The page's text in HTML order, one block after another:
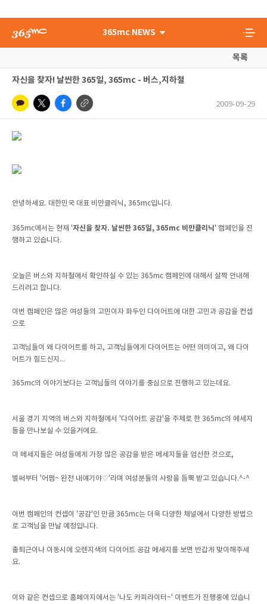
365mc NEWS
목록
자신을 찾자! 날씬한 365일, 365mc - 버스,지하철
2009-09-29
안녕하세요. 대한민국 대표 비만클리닉, 365mc입니다.
365mc에서는 현재 '자신을 찾자. 날씬한 365일, 365mc 비만클리닉' 캠페인을 진
행하고 있습니다.
오늘은 버스와 지하철에서 확인하실 수 있는 365mc 캠페인에 대해서 살짝 안내해
드리려고 합니다.
이번 캠페인은 많은 여성들의 고민이자 화두인 다이어트에 대한 고민과 공감을 컨셉
으로
고객님들이 왜 다이어트를 하고, 고객님들에게 다이어트는 어떤 의미이고, 왜 다이
어트가 힘드신지...
365mc의 이야기보다는 고객님들의 이야기를 중심으로 진행하고 있는데요.
서울 경기 지역의 버스와 지하철에서 '다이어트 공감'을 주제로 한 365mc의 메세지
들을 만나보실 수 있을거에요.
이 메세지들은 여성들에게 가장 많은 공감을 받은 메세지들을 엄선한 것으로,
벌써부터 '어쩜~ 완전 내얘기야♡'라며 여성분들의 사랑을 듬뿍 받고 있습니다.^-^
이번 캠페인의 컨셉이 '공감'인 만큼 365mc는 더욱 다양한 채널에서 다양한 방법으
로 고객님을 만날 예정입니다.
출퇴근이나 이동시에 오렌지색의 다이어트 공감 메세지를 보면 반갑게 맞이해주세
요.
이와 같은 컨셉으로 홈페이지에서는 '나도 카피라이터~' 이벤트가 진행중에 있습니